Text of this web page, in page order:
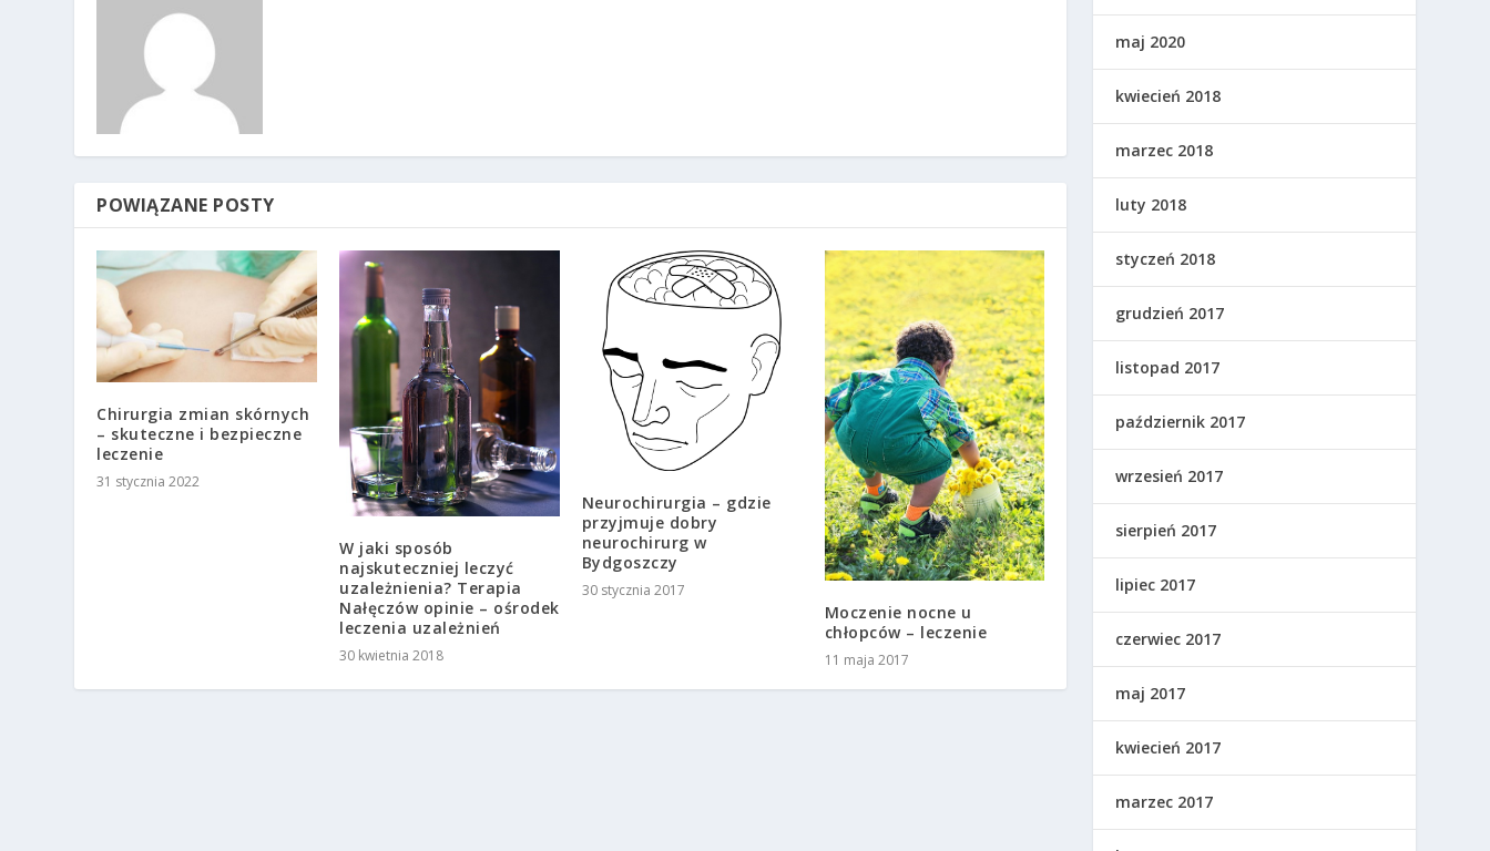
POWIĄZANE POSTY
Chirurgia zmian skórnych
– skuteczne i bezpieczne
leczenie
31 stycznia 2022
W jaki sposób
najskuteczniej leczyć
uzależnienia? Terapia
Nałęczów opinie – ośrodek
leczenia uzależnień
30 kwietnia 2018
Neurochirurgia – gdzie
przyjmuje dobry
neurochirurg w
Bydgoszczy
30 stycznia 2017
Moczenie nocne u
chłopców – leczenie
11 maja 2017
maj 2020
kwiecień 2018
marzec 2018
luty 2018
styczeń 2018
grudzień 2017
listopad 2017
październik 2017
wrzesień 2017
sierpień 2017
lipiec 2017
czerwiec 2017
maj 2017
kwiecień 2017
marzec 2017